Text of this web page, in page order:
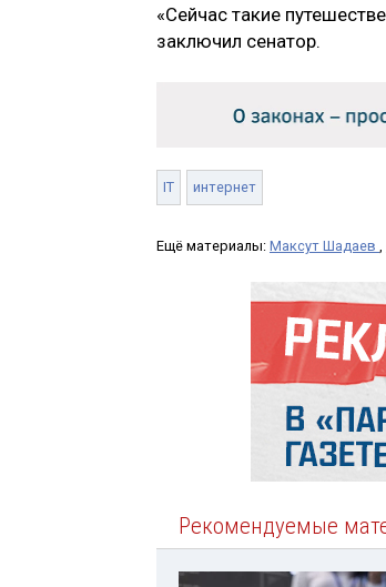
«Сейчас такие
заключил сенатор.
IT интернет
Ещё материалы: Максут Шадаев
Рекомендуемые